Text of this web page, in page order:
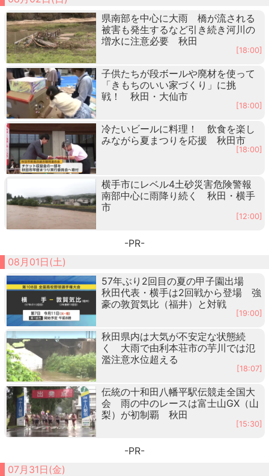
県南部を中心に大雨 橋が流される
被害も発生するなど引き続き河川の
増水に注意必要 秋田
[18:00]
子供たちが段ボールや廃材を使って
「きもちのいい家づくり」に挑
戦！ 秋田・大仙市
[18:00]
冷たいビールに料理！ 飲食を楽し
みながら夏まつりを応援 秋田市
[18:00]
横手市にレベル4土砂災害危険警報
南部中心に雨降り続く 秋田・横手
市
[12:00]
-PR-
08月01日(土)
57年ぶり2回目の夏の甲子園出場
秋田代表・横手は2回戦から登場 強
豪の敦賀気比（福井）と対戦
[19:00]
秋田県内は大気が不安定な状態続
く 大雨で由利本荘市の芋川では氾
濫注意水位超える
[18:07]
伝統の十和田八幡平駅伝競走全国大
会 雨の中のレースは富士山GX（山
梨）が初制覇 秋田
[15:30]
-PR-
07月31日(金)